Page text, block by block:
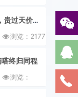
优必选AI伴侣99万，贵过天价彩礼，2亿单身狗“爱”不起
浏览：2177
终归同程
浏览：